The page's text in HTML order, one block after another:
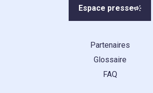
Espace presse
Partenaires
Glossaire
FAQ